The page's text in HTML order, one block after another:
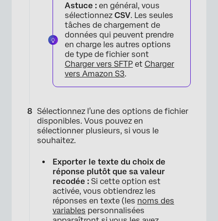
Astuce : en général, vous
sélectionnez CSV. Les seules
tâches de chargement de
données qui peuvent prendre
en charge les autres options
de type de fichier sont
Charger vers SFTP et Charger
vers Amazon S3.
Sélectionnez l’une des options de fichier
disponibles. Vous pouvez en
sélectionner plusieurs, si vous le
souhaitez.
Exporter le texte du choix de
réponse plutôt que sa valeur
recodée : Si cette option est
activée, vous obtiendrez les
réponses en texte (les noms des
variables personnalisées